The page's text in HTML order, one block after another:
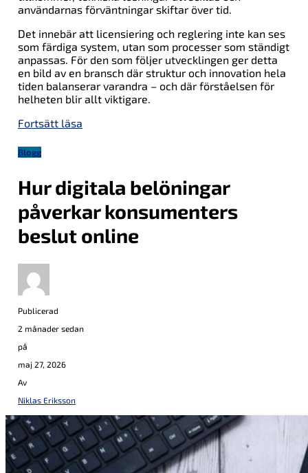
användarnas förväntningar skiftar över tid.
Det innebär att licensiering och reglering inte kan ses
som färdiga system, utan som processer som ständigt
anpassas. För den som följer utvecklingen ger detta
en bild av en bransch där struktur och innovation hela
tiden balanserar varandra – och där förståelsen för
helheten blir allt viktigare.
Fortsätt läsa
Blogg
Hur digitala belöningar
påverkar konsumenters
beslut online
Publicerad
2 månader sedan
på
maj 27, 2026
Av
Niklas Eriksson